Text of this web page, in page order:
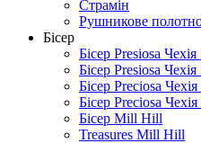
Страмін
Рушникове
Бісер
Бісер Presiosa
Бісер Presiosa
Бісер Preciosa
Бісер Preciosa
Бісер Mill Hill
Treasures Mill Hill